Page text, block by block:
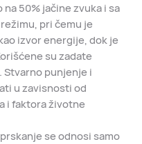
50% jačine zvuka i sa
pri čemu je
izvor energije, dok je
su zadate
Stvarno punjenje i
u zavisnosti od
i faktora životne
se odnosi samo